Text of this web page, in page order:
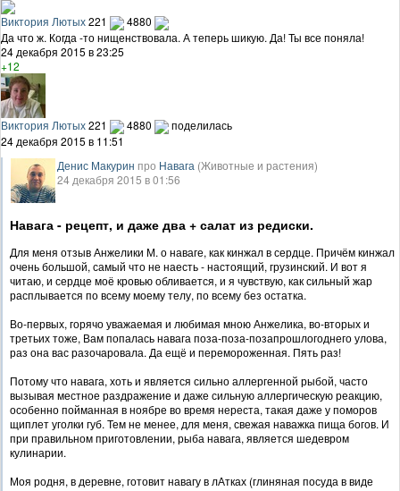
Виктория Лютых221
4880
Да что ж. Когда -то нищенствовала. А теперь шикую. Да! Ты все поняла!
24 декабря 2015 в 23:25
+12
Виктория Лютых221 4880
поделилась
24 декабря 2015 в 11:51
Денис Макурин про Навага (Животные и растения)
24 декабря 2015 в 01:56
Навага - рецепт, и даже два + салат из редиски.
Для меня отзыв Анжелики М. о наваге, как кинжал в сердце. Причём кинжал
очень большой, самый что не наесть - настоящий, грузинский. И вот я
читаю, и сердце моё кровью обливается, и я чувствую, как сильный жар
расплывается по всему моему телу, по всему без остатка.
Во-первых, горячо уважаемая и любимая мною Анжелика, во-вторых и
третьих тоже, Вам попалась навага поза-поза-позапрошлогоднего улова,
раз она вас разочаровала. Да ещё и перемороженная. Пять раз!
Потому что навага, хоть и является сильно аллергенной рыбой, часто
вызывая местное раздражение и даже сильную аллергическую реакцию,
особенно пойманная в ноябре во время нереста, такая даже у поморов
щиплет уголки губ. Тем не менее, для меня, свежая наважка пища богов. И
при правильном приготовлении, рыба навага, является шедевром
кулинарии.
Моя родня, в деревне, готовит навагу в лАтках (глиняная посуда в виде